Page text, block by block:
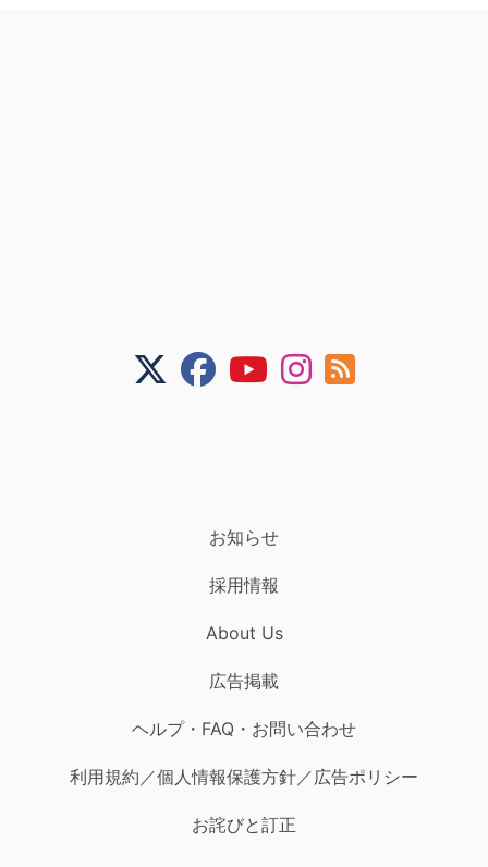
お知らせ
採用情報
About Us
広告掲載
ヘルプ・FAQ・お問い合わせ
利用規約／個人情報保護方針／広告ポリシー
お詫びと訂正